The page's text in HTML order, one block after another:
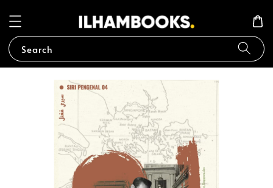
Search